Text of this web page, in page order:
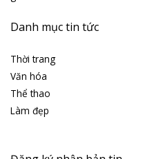
Danh mục tin tức
Thời trang
Văn hóa
Thể thao
Làm đẹp